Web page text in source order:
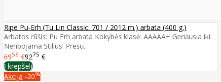
Ripe Pu-Erh (Tu Lin Classic: 701 / 2012 m.) arbata (400 g.)
Arbatos rūšis: Pu Erh arbata Kokybės klasė: AAAAA+ Geriausia iki:
Neribojama Stilius: Presu..
6956 €9275 €
Į krepšelį
Akcija -20%